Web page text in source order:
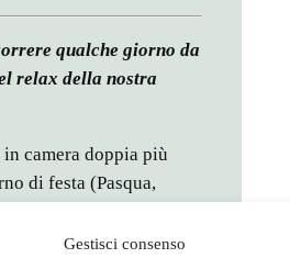
Gestisci consenso
qualche giorno da
relax della nostra
camera doppia più
di festa (Pasqua,